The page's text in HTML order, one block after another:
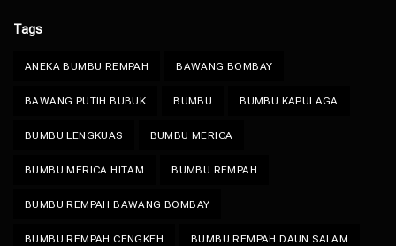
Tags
ANEKA BUMBU REMPAH BAWANG BOMBAY
BAWANG PUTIH BUBUK BUMBU BUMBU KAPULAGA
BUMBU LENGKUAS BUMBU MERICA
BUMBU MERICA HITAM BUMBU REMPAH
BUMBU REMPAH BAWANG BOMBAY
BUMBU REMPAH CENGKEH BUMBU REMPAH DAUN SALAM